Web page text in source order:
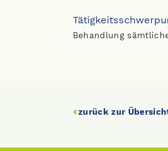
Behandlung
zurück zur